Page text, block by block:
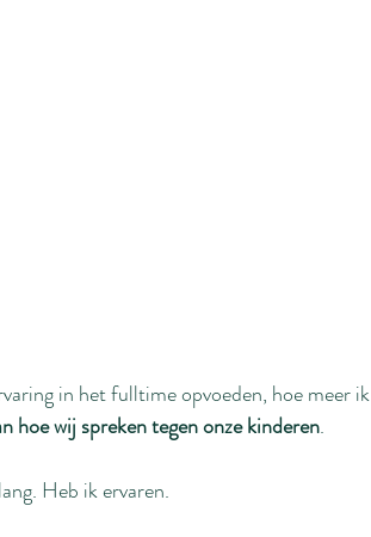
in het fulltime opvoeden, hoe meer ik
hoe wij spreken tegen onze kinderen.
Heb ik ervaren.